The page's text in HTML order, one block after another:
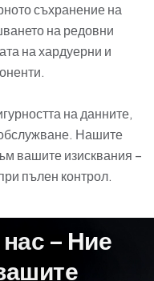
съхранение на
на редовни
на хардуерни и
на данните,
Нашите
вашите изисквания –
пълен контрол.
– Ние